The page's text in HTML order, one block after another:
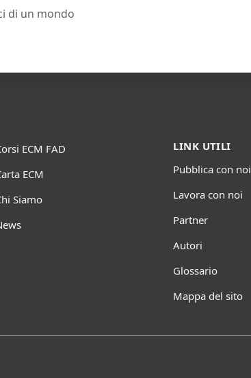
di un mondo
ECM FAD
ECM
Siamo
LINK UTILI
Pubblica con noi
Lavora con noi
Partner
Autori
Glossario
Mappa del sito